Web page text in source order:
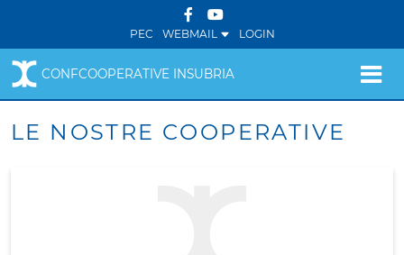
PEC WEBMAIL LOGIN
CONFCOOPERATIVE INSUBRIA
LE NOSTRE COOPERATIVE